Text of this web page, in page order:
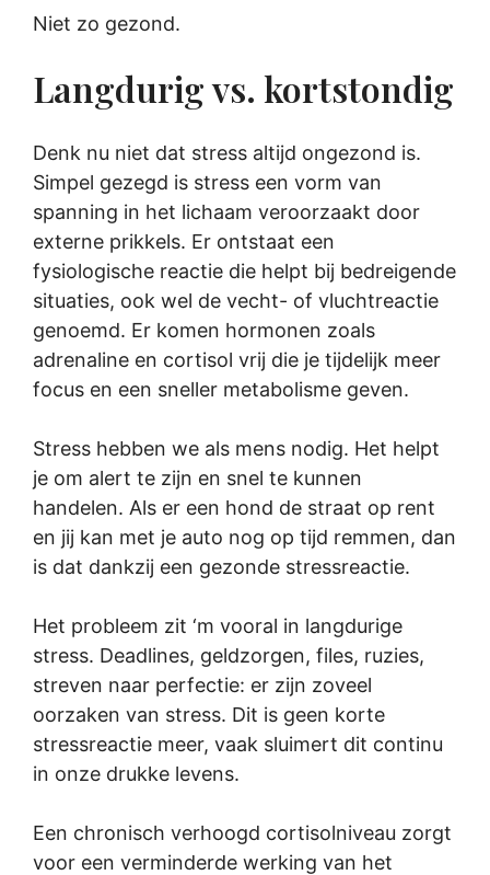
Niet zo gezond.
Langdurig vs. kortstondig
Denk nu niet dat stress altijd ongezond is.
Simpel gezegd is stress een vorm van
spanning in het lichaam veroorzaakt door
externe prikkels. Er ontstaat een
fysiologische reactie die helpt bij bedreigende
situaties, ook wel de vecht- of vluchtreactie
genoemd. Er komen hormonen zoals
adrenaline en cortisol vrij die je tijdelijk meer
focus en een sneller metabolisme geven.
Stress hebben we als mens nodig. Het helpt
je om alert te zijn en snel te kunnen
handelen. Als er een hond de straat op rent
en jij kan met je auto nog op tijd remmen, dan
is dat dankzij een gezonde stressreactie.
Het probleem zit ‘m vooral in langdurige
stress. Deadlines, geldzorgen, files, ruzies,
streven naar perfectie: er zijn zoveel
oorzaken van stress. Dit is geen korte
stressreactie meer, vaak sluimert dit continu
in onze drukke levens.
Een chronisch verhoogd cortisolniveau zorgt
voor een verminderde werking van het